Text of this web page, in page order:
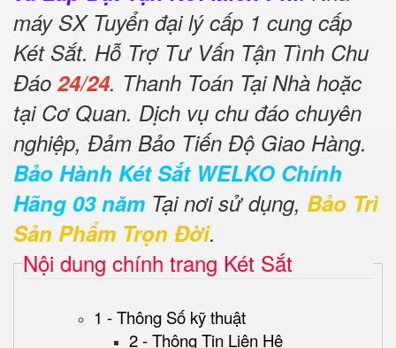
máy SX Tuyển đại lý cấp 1 cung cấp
Két Sắt. Hỗ Trợ Tư Vấn Tận Tình Chu
Đáo 24/24. Thanh Toán Tại Nhà hoặc
tại Cơ Quan. Dịch vụ chu đáo chuyên
nghiệp, Đảm Bảo Tiến Độ Giao Hàng.
Bảo Hành Két Sắt WELKO Chính
Hãng 03 năm Tại nơi sử dụng, Bảo Trì
Sản Phẩm Trọn Đời.
Nội dung chính trang Két Sắt
1 - Thông Số kỹ thuật
2 - Thông Tin Liên Hệ